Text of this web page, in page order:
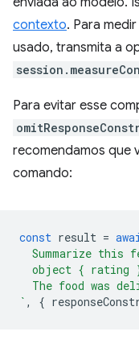
contexto. Para
usado, transmita a
Para evitar esse
recomendamos que
comando:
const result =
Summarize this
object { rating
The food was
` , {